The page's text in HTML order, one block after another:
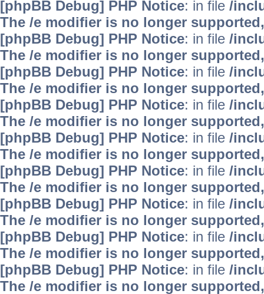
[phpBB Debug] PHP Notice: in file /
The /e modifier is no longer
[phpBB Debug] PHP Notice: in file /
The /e modifier is no longer
[phpBB Debug] PHP Notice: in file /
The /e modifier is no longer
[phpBB Debug] PHP Notice: in file /
The /e modifier is no longer
[phpBB Debug] PHP Notice: in file /
The /e modifier is no longer
[phpBB Debug] PHP Notice: in file /
The /e modifier is no longer
[phpBB Debug] PHP Notice: in file /
The /e modifier is no longer
[phpBB Debug] PHP Notice: in file /
The /e modifier is no longer
[phpBB Debug] PHP Notice: in file /
The /e modifier is no longer